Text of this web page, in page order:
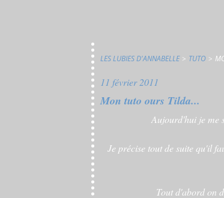
LES LUBIES D'ANNABELLE > TUTO >
11 février 2011
Mon tuto ours Tilda...
Aujourd'hui je me
Je précise tout de suite qu'il
Tout d'abord on